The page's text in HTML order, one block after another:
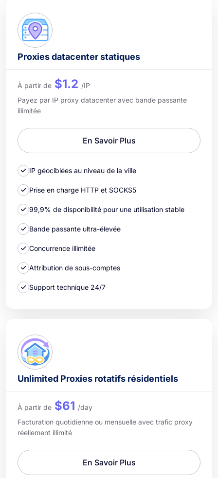
Proxies datacenter statiques
À partir de $1.2 /IP
Payez par IP proxy datacenter avec bande passante
illimitée
En Savoir Plus
IP géociblées au niveau de la ville
Prise en charge HTTP et SOCKS5
99,9% de disponibilité pour une utilisation stable
Bande passante ultra-élevée
Concurrence illimitée
Attribution de sous-comptes
Support technique 24/7
Unlimited Proxies rotatifs résidentiels
À partir de $61 /day
Facturation quotidienne ou mensuelle avec trafic proxy
réellement illimité
En Savoir Plus